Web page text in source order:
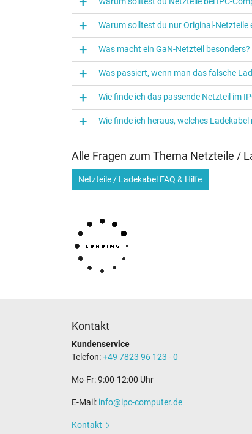
Warum solltest du nur Original-Netzteile
Was macht ein GaN-Netzteil besonders?
Was passiert, wenn man das falsche
Wie finde ich das passende Netzteil im
Wie finde ich heraus, welches
Alle Fragen zum Thema Netzteile /
Netzteile / Ladekabel FAQ & Hilfe
Kontakt
Kundenservice
Telefon:+49 7823 96 123 - 0
Mo-Fr: 9:00-12:00 Uhr
E-Mail: info@ipc-computer.de
Kontakt